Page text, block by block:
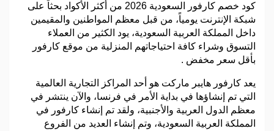
كود خصم كارفور السعودية 2026 من أكثر الأكواد بحثاً على
شبكة الإنترنت يومياً، من قبل معظم المواطنين والمقيمين
داخل المملكة العربية السعودية، يود الكثير من العملاء
التسوق وشراء كافة احتياجاتهم المنزلية من موقع كارفور
بأقل سعر مخفض .
يعد كارفور هايبر ماركت هو أحد المراكز التجارية العالمية
التي تم إنشاؤها في بداية الأمر في فرنسا، والآن ينتشر في
معظم الدول العربية والأجنبية، ولقد تم إنشاء كارفور في
المملكة العربية السعودية، وتم إنشاء العديد من الفروع